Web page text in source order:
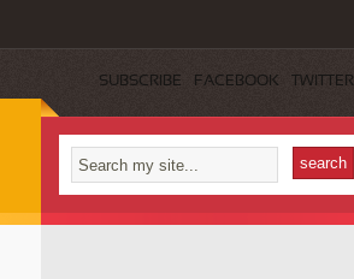
SUBSCRIBE FACEBOOK TWITTER